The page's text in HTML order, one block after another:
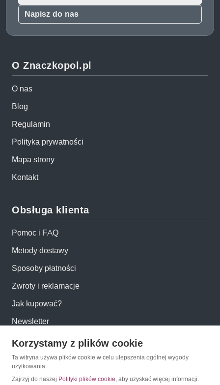
Napisz do nas
O Znaczkopol.pl
O nas
Blog
Regulamin
Polityka prywatności
Mapa strony
Kontakt
Obsługa klienta
Pomoc i FAQ
Metody dostawy
Sposoby płatności
Zwroty i reklamacje
Jak kupować?
Newsletter
Konto
Moje konto
Korzystamy z plików cookie
Ta witryna używa plików cookie w celu ulepszenia ogólnej wygody
użytkowania.
Zajrzyj do naszej Polityki plików cookie, aby uzyskać więcej informacji.